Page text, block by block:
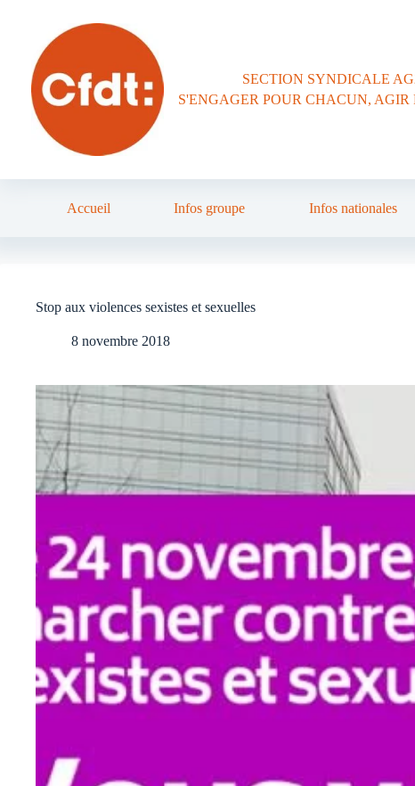
SECTION SYNDICALE
S'ENGAGER POUR CHACUN, AGIR
Accueil Infos groupe Infos nationales
Stop aux violences sexistes et sexuelles
8 novembre 2018